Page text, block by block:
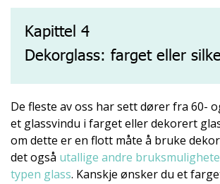
Kapittel 4
Dekorglass: farget eller
De fleste av oss har sett dører fra 60-
et glassvindu i farget eller dekorert
om dette er en flott måte å bruke
det også utallige andre
typen glass. Kanskje ønsker du et